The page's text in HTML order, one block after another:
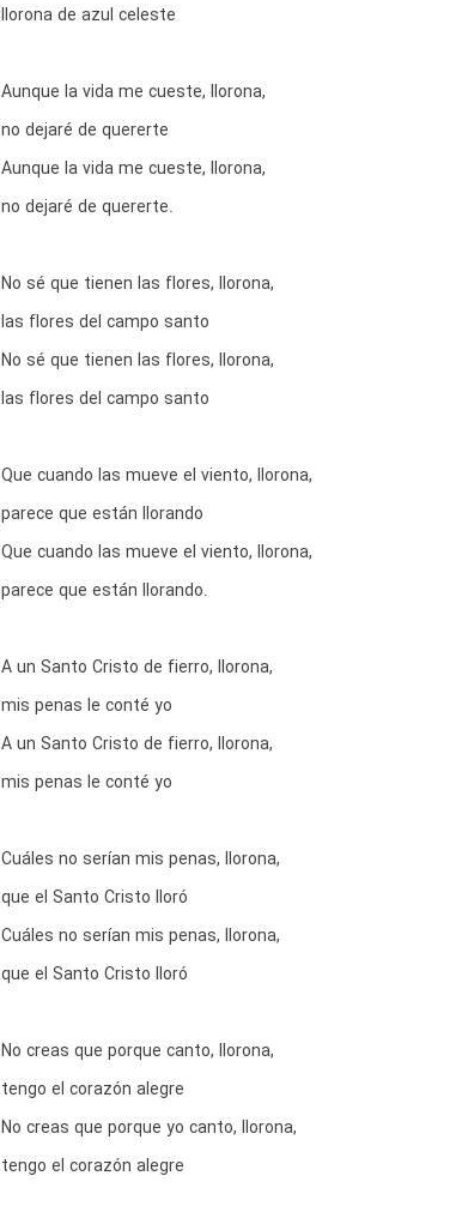
llorona de azul celeste
Aunque la vida me cueste, llorona,
no dejaré de quererte
Aunque la vida me cueste, llorona,
no dejaré de quererte.
No sé que tienen las flores, llorona,
las flores del campo santo
No sé que tienen las flores, llorona,
las flores del campo santo
Que cuando las mueve el viento, llorona,
parece que están llorando
Que cuando las mueve el viento, llorona,
parece que están llorando.
A un Santo Cristo de fierro, llorona,
mis penas le conté yo
A un Santo Cristo de fierro, llorona,
mis penas le conté yo
Cuáles no serían mis penas, llorona,
que el Santo Cristo lloró
Cuáles no serían mis penas, llorona,
que el Santo Cristo lloró
No creas que porque canto, llorona,
tengo el corazón alegre
No creas que porque yo canto, llorona,
tengo el corazón alegre